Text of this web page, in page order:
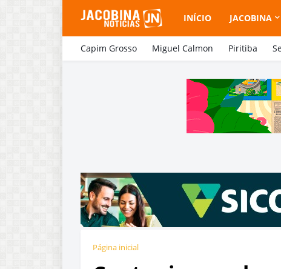
INÍCIO JACOBINA
Capim Grosso Miguel Calmon Piritiba
Página inicial